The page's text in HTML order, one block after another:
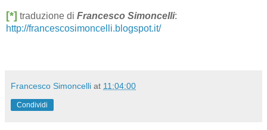
[*] traduzione di Francesco Simoncelli:
http://francescosimoncelli.blogspot.it/
Francesco Simoncelli at 11:04:00
Condividi